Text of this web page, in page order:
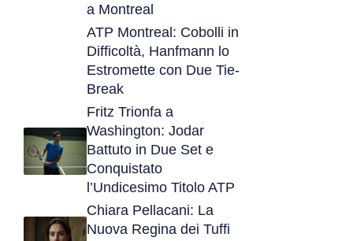
a Montreal
ATP Montreal: Cobolli in
Difficoltà, Hanfmann lo
Estromette con Due Tie-
Break
Fritz Trionfa a
Washington: Jodar
Battuto in Due Set e
Conquistato
l’Undicesimo Titolo ATP
Chiara Pellacani: La
Nuova Regina dei Tuffi